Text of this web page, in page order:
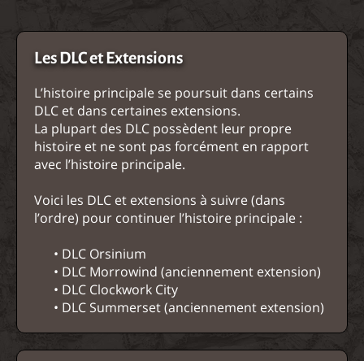
Les DLC et Extensions
L’histoire principale se poursuit dans certains
DLC et dans certaines extensions.
La plupart des DLC possèdent leur propre
histoire et ne sont pas forcément en rapport
avec l’histoire principale.
Voici les DLC et extensions à suivre (dans
l’ordre) pour continuer l’histoire principale :
• DLC Orsinium
• DLC Morrowind (anciennement extension)
• DLC Clockwork City
• DLC Summerset (anciennement extension)